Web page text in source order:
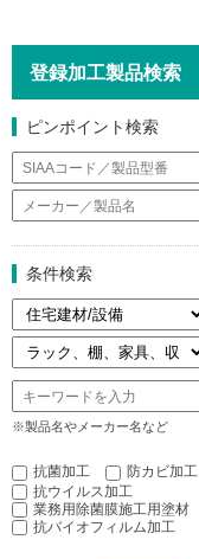
登録加工製品検索
ピンポイント検索
条件検索
※製品名やメーカー名など
抗菌加工
防カビ加工
抗ウイルス加工
業務用除菌膜施工用塗材
抗バイオフィルム加工